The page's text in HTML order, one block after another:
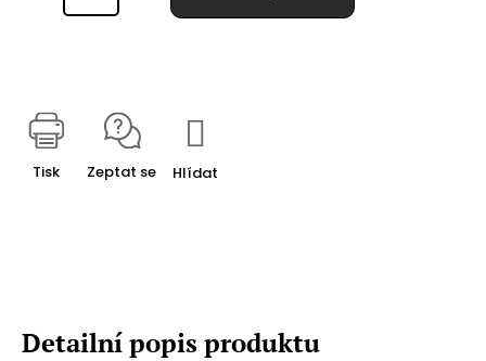
Tisk Zeptat se Hlídat
Detailní popis produktu